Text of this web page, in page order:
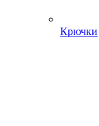
Крючки